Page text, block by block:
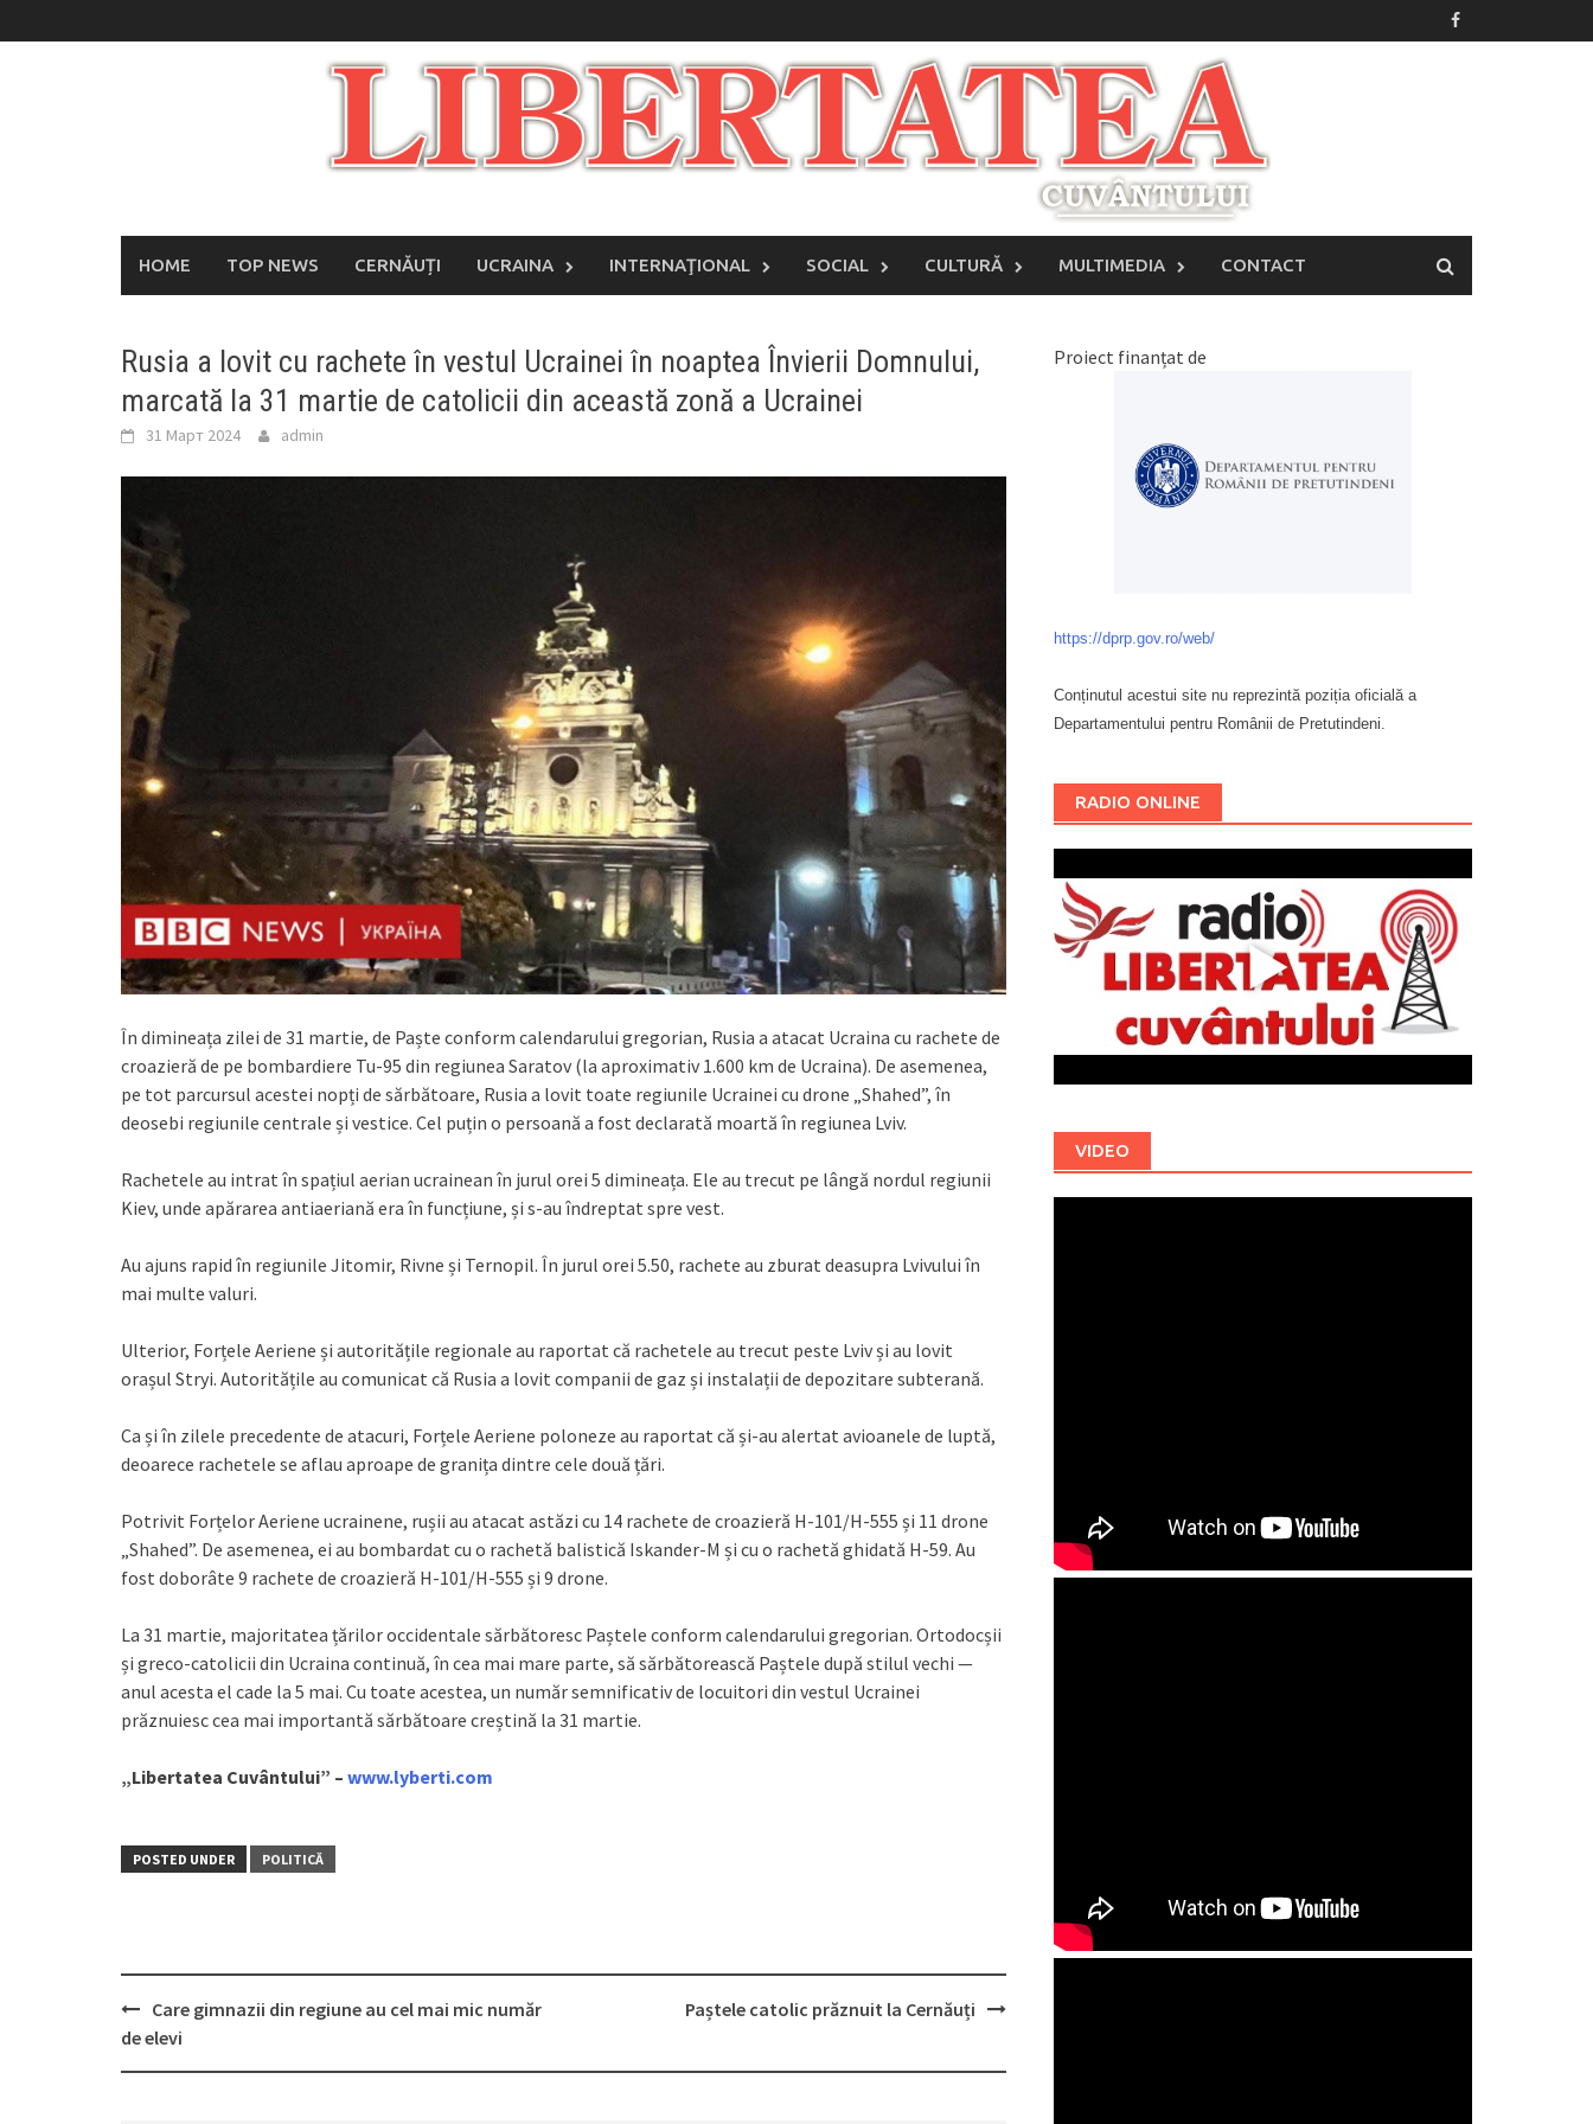
to
HOME TOP NEWS CERNĂUȚI UCRAINA INTERNAŢIONAL SOCIAL CULTURĂ MULTIMEDIA CONTACT
Rusia a lovit cu rachete în vestul Ucrainei în noaptea Învierii Domnului,
marcată la 31 martie de catolicii din această zonă a Ucrainei
31 Март 2024 admin
În dimineața zilei de 31 martie, de Paște conform calendarului gregorian, Rusia a atacat Ucraina cu rachete de
croazieră de pe bombardiere Tu-95 din regiunea Saratov (la aproximativ 1.600 km de Ucraina). De asemenea,
pe tot parcursul acestei nopți de sărbătoare, Rusia a lovit toate regiunile Ucrainei cu drone „Shahed”, în
deosebi regiunile centrale și vestice. Cel puțin o persoană a fost declarată moartă în regiunea Lviv.
Rachetele au intrat în spațiul aerian ucrainean în jurul orei 5 dimineața. Ele au trecut pe lângă nordul regiunii
Kiev, unde apărarea antiaeriană era în funcțiune, și s-au îndreptat spre vest.
Au ajuns rapid în regiunile Jitomir, Rivne și Ternopil. În jurul orei 5.50, rachete au zburat deasupra Lvivului în
mai multe valuri.
Ulterior, Forțele Aeriene și autoritățile regionale au raportat că rachetele au trecut peste Lviv și au lovit
orașul Stryi. Autoritățile au comunicat că Rusia a lovit companii de gaz și instalații de depozitare subterană.
Ca și în zilele precedente de atacuri, Forțele Aeriene poloneze au raportat că și-au alertat avioanele de luptă,
deoarece rachetele se aflau aproape de granița dintre cele două țări.
Potrivit Forțelor Aeriene ucrainene, rușii au atacat astăzi cu 14 rachete de croazieră H-101/H-555 și 11 drone
„Shahed”. De asemenea, ei au bombardat cu o rachetă balistică Iskander-M și cu o rachetă ghidată H-59. Au
fost doborâte 9 rachete de croazieră H-101/H-555 și 9 drone.
La 31 martie, majoritatea țărilor occidentale sărbătoresc Paștele conform calendarului gregorian. Ortodocșii
și greco-catolicii din Ucraina continuă, în cea mai mare parte, să sărbătorească Paștele după stilul vechi —
anul acesta el cade la 5 mai. Cu toate acestea, un număr semnificativ de locuitori din vestul Ucrainei
prăznuiesc cea mai importantă sărbătoare creștină la 31 martie.
„Libertatea Cuvântului” – www.lyberti.com
POSTED UNDER POLITICĂ
Post
navigation
Care gimnazii din regiune au cel mai mic număr
de elevi
Paștele catolic prăznuit la Cernăuți
Proiect finanțat de
https://dprp.gov.ro/web/
Conținutul acestui site nu reprezintă poziția oficială a
Departamentului pentru Românii de Pretutindeni.
RADIO ONLINE
VIDEO